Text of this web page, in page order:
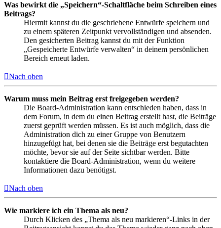
Was bewirkt die „Speichern“-Schaltfläche beim Schreiben eines
Beitrags?
Hiermit kannst du die geschriebene Entwürfe speichern und
zu einem späteren Zeitpunkt vervollständigen und absenden.
Den gesicherten Beitrag kannst du mit der Funktion
„Gespeicherte Entwürfe verwalten“ in deinem persönlichen
Bereich erneut laden.
Nach oben
Warum muss mein Beitrag erst freigegeben werden?
Die Board-Administration kann entschieden haben, dass in
dem Forum, in dem du einen Beitrag erstellt hast, die Beiträge
zuerst geprüft werden müssen. Es ist auch möglich, dass die
Administration dich zu einer Gruppe von Benutzern
hinzugefügt hat, bei denen sie die Beiträge erst begutachten
möchte, bevor sie auf der Seite sichtbar werden. Bitte
kontaktiere die Board-Administration, wenn du weitere
Informationen dazu benötigst.
Nach oben
Wie markiere ich ein Thema als neu?
Durch Klicken des „Thema als neu markieren“-Links in der